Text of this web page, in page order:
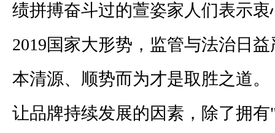
绩拼搏奋斗过的萱姿家人们表示
2019国家大形势，监管与法治日
本清源、顺势而为才是取胜之道。
让品牌持续发展的因素，除了拥